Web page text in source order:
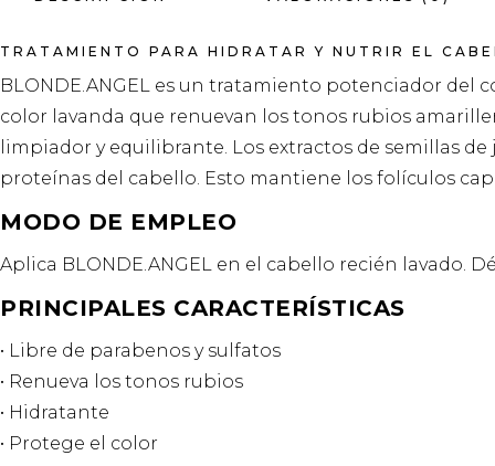
TRATAMIENTO PARA HIDRATAR Y NUTRIR EL
BLONDE.ANGEL es un tratamiento potenciador del
color lavanda que renuevan los tonos rubios
limpiador y equilibrante. Los extractos de semillas
proteínas del cabello. Esto mantiene los folículos
MODO DE EMPLEO
Aplica BLONDE.ANGEL en el cabello recién lavado.
PRINCIPALES CARACTERÍSTICAS
• Libre de parabenos y sulfatos
• Renueva los tonos rubios
• Hidratante
• Protege el color